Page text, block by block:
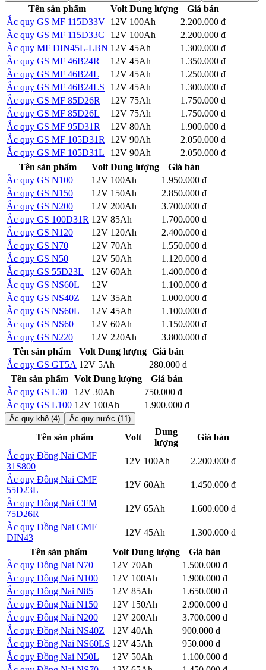
Tên sản phẩm Volt Dung lượng
Giá bán
Ắc quy GS MF 115D33V 12V 100Ah 2.200.000 đ
Ắc quy GS MF 115D33C
12V 100Ah 2.200.000 đ
Ắc quy MF DIN45L-LBN 12V 45Ah 1.300.000 đ
Ắc quy GS MF 46B24R
12V 45Ah 1.350.000 đ
Ắc quy GS MF 46B24L
12V 45Ah 1.250.000 đ
Ắc quy GS MF 46B24LS
12V 45Ah 1.300.000 đ
Ắc quy GS MF 85D26R
12V 75Ah 1.750.000 đ
Ắc quy GS MF 85D26L
12V 75Ah 1.750.000 đ
Ắc quy GS MF 95D31R
12V 80Ah 1.900.000 đ
Ắc quy GS MF 105D31R
12V 90Ah 2.050.000 đ
Ắc quy GS MF 105D31L
12V 90Ah 2.050.000 đ
Tên sản phẩm
Volt Dung lượng
Giá bán
Ắc quy GS N100
12V 100Ah 1.950.000 đ
Ắc quy GS N150
12V 150Ah 2.850.000 đ
Ắc quy GS N200
12V 200Ah 3.700.000 đ
Ắc quy GS 100D31R 12V 85Ah 1.700.000 đ
Ắc quy GS N120
12V 120Ah 2.400.000 đ
Ắc quy GS N70
12V 70Ah 1.550.000 đ
Ắc quy GS N50
12V 50Ah 1.120.000 đ
Ắc quy GS 55D23L
12V 60Ah 1.400.000 đ
Ắc quy GS NS60L
12V — 1.100.000 đ
Ắc quy GS NS40Z
12V 35Ah 1.000.000 đ
Ắc quy GS NS60L
12V 45Ah 1.100.000 đ
Ắc quy GS NS60
12V 60Ah 1.150.000 đ
Ắc quy GS N220
12V 220Ah 3.800.000 đ
Tên sản phẩm
Volt Dung lượng Giá bán
Ắc quy GS GT5A 12V 5Ah 280.000 đ
Tên sản phẩm
Volt Dung lượng
Giá bán
Ắc quy GS L30
12V 30Ah 750.000 đ
Ắc quy GS L100 12V 100Ah 1.900.000 đ
Ắc quy khô (4) Ắc quy nước (11)
Tên sản phẩm Volt
Dung
lượng
Giá bán
Ắc quy Đồng Nai CMF
31S800
12V 100Ah 2.200.000 đ
Ắc quy Đồng Nai CMF
55D23L
12V 60Ah 1.450.000 đ
Ắc quy Đồng Nai CFM
75D26R
12V 65Ah 1.600.000 đ
Ắc quy Đồng Nai CMF
DIN43
12V 45Ah 1.300.000 đ
Tên sản phẩm
Volt Dung lượng
Giá bán
Ắc quy Đồng Nai N70
12V 70Ah 1.500.000 đ
Ắc quy Đồng Nai N100
12V 100Ah 1.900.000 đ
Ắc quy Đồng Nai N85
12V 85Ah 1.650.000 đ
Ắc quy Đồng Nai N150
12V 150Ah 2.900.000 đ
Ắc quy Đồng Nai N200
12V 200Ah 3.700.000 đ
Ắc quy Đồng Nai NS40Z
12V 40Ah 900.000 đ
Ắc quy Đồng Nai NS60LS 12V 45Ah 950.000 đ
Ắc quy Đồng Nai N50L
12V 50Ah 1.100.000 đ